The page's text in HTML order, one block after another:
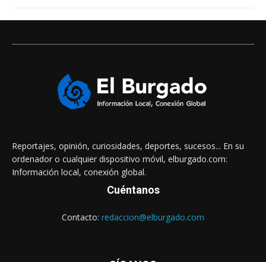
Reportajes, opinión, curiosidades, deportes, sucesos... En su
ordenador o cualquier dispositivo móvil, elburgado.com:
Información local, conexión global.
Cuéntanos
Contacto: redaccion@elburgado.com